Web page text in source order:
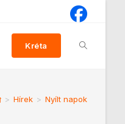
Kréta
> Hírek > Nyílt napok